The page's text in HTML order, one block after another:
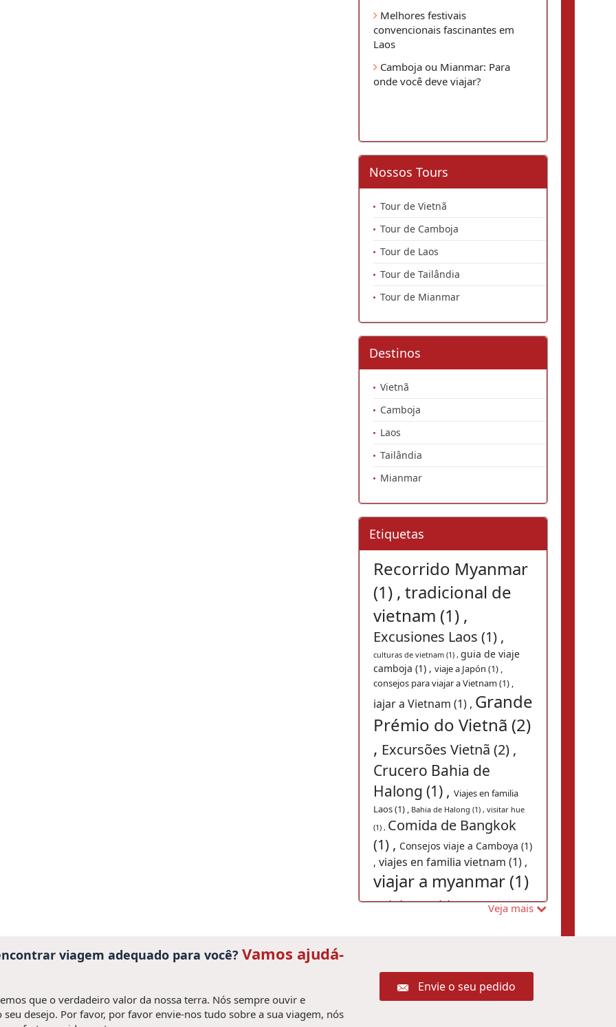
Melhores festivais
convencionais fascinantes em
Laos
Camboja ou Mianmar: Para
onde você deve viajar?
Nossos Tours
Tour de Vietnã
Tour de Camboja
Tour de Laos
Tour de Tailândia
Tour de Mianmar
Destinos
Vietnã
Camboja
Laos
Tailândia
Mianmar
Etiquetas
Recorrido Myanmar
(1) , tradicional de
vietnam (1) ,
Excusiones Laos (1) ,
culturas de vietnam (1) , guia de viaje
camboja (1) , viaje a Japón (1) ,
consejos para viajar a Vietnam (1) ,
iajar a Vietnam (1) , Grande
Prémio do Vietnã (2)
, Excursões Vietnã (2) ,
Crucero Bahia de
Halong (1) , Viajes en familia
Laos (1) , Bahia de Halong (1) , visitar hue
(1) , Comida de Bangkok
(1) , Consejos viaje a Camboya (1)
, viajes en familia vietnam (1) ,
viajar a myanmar (1)
,viajes a china (1) ,
viagem Mianmar (1) ,
Viajar para Camboja
Veja mais
viagem adequado para você?Vamos ajudá-
que o verdadeiro valor da nossa terra. Nós sempre ouvir e
desejo. Por favor, por favor envie-nos tudo sobre a sua viagem, nós
Envie o seu pedido